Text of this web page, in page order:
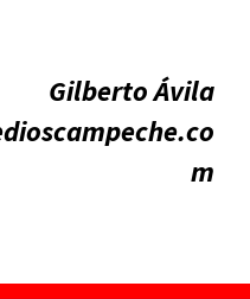
Gilberto Ávila
m